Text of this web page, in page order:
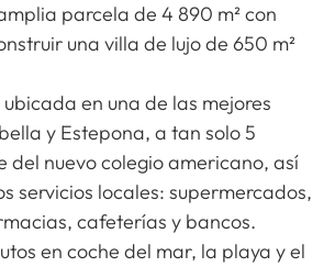
parcela de 4 890 m² con
una villa de lujo de 650 m²
en una de las mejores
y Estepona, a tan solo 5
del nuevo colegio americano, así
servicios locales: supermercados,
cafeterías y bancos.
en coche del mar, la playa y el